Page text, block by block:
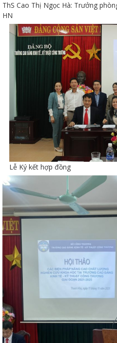
ThS Cao Thị Ngọc Hà: Trưởng
HN
Lễ Ký kết hợp đồng